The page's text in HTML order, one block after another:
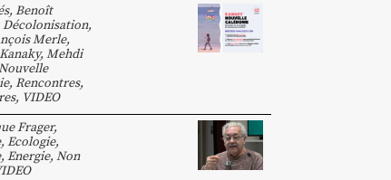
, Benoît
Décolonisation,
Merle,
Kanaky, Mehdi
, Rencontres,
, VIDEO
Frager,
, Ecologie,
, Energie, Non